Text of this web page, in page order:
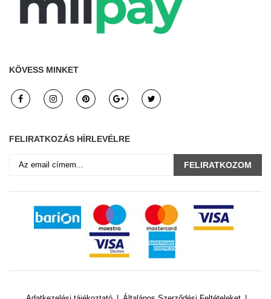
KÖVESS MINKET
FELIRATKOZÁS HÍRLEVÉLRE
FELIRATKOZOM